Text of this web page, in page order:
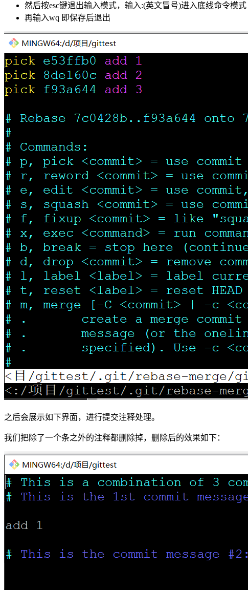
然后按esc键退出输入模式，输入:(英文冒号)进入底线命令模式
再输入wq 即保存后退出
之后会展示如下界面，进行提交注释处理。
我们把除了一个条之外的注释都删除掉，删除后的效果如下：